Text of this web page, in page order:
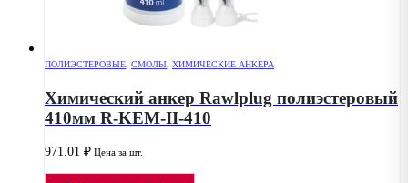
ПОЛИЭСТЕРОВЫЕ СМОЛЫ ХИМИЧЕСКИЕ АНКЕРА
Химический анкер Rawlplug полиэстеровый
410мм R-KEM-II-410
971.01 ₽ Цена за шт.